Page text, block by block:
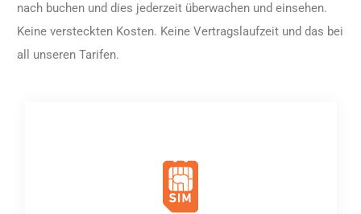
nach buchenund dies jederzeit überwachen und einsehen.
Keine versteckten Kosten. Keine Vertragslaufzeit und das bei
all unseren Tarifen.